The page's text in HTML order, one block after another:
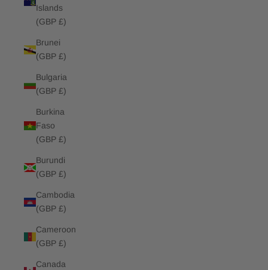
Islands
(GBP £)
Brunei
(GBP £)
Bulgaria
(GBP £)
Burkina
Faso
(GBP £)
Burundi
(GBP £)
Cambodia
(GBP £)
Cameroon
(GBP £)
Canada